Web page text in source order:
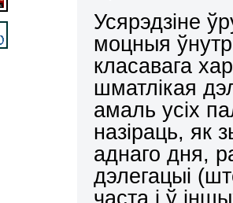
Усярэдзіне
моцныя
класавага
шматлікая
амаль усіх
назіраць, як
аднаго дня,
дэлегацыі
часта і ў